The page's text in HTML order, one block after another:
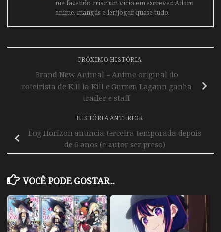
me fazendo criar um vicio em escrever. Adoro
anime, mangás e ler/jogar quase tudo.
PRÓXIMO HISTÓRIA
Brand New Animal – Anime original do
roteirista de Kill la Kill e Gurren Lagann ganha
trailer e staff
HISTÓRIA ANTERIOR
Log Horizon anuncia terceira temporada depois
de 6 anos (e autor ser preso)
VOCÊ PODE GOSTAR...